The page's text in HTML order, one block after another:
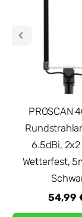
PROSCAN
6.5dBi, 2x2
Wetterfest,
54,99